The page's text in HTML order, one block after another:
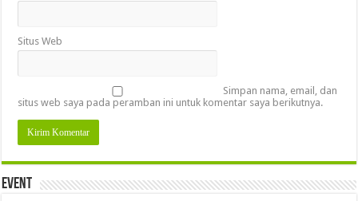
Situs Web
Simpan nama, email, dan
situs web saya pada peramban ini untuk komentar saya berikutnya.
Event